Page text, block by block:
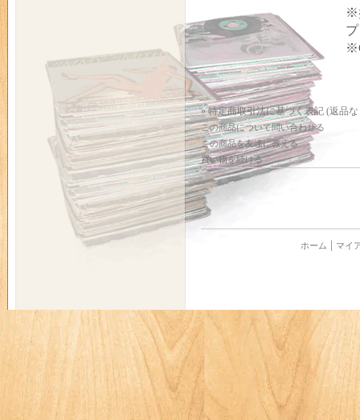
※
» 特定商取引法に基づく表記 (返品
この商品について問い合わせる
この商品を友達に教える
買い物を続ける
ホーム マイ